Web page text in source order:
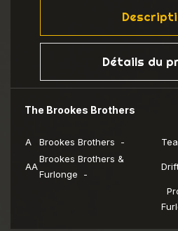
Détails du
The Brookes Brothers
A Brookes Brothers -
AA
Brookes Brothers &
Furlonge -